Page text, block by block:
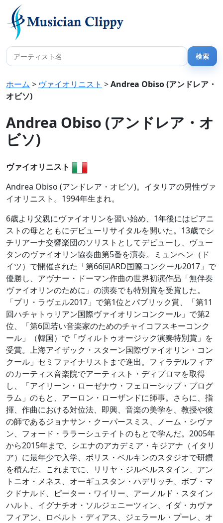
ホーム > ヴァイオリニスト >Andrea Obiso (アンドレア・
オビソ)
Andrea Obiso (アンドレア・オ
ビソ)
ヴァイオリニスト
Andrea Obiso (アンドレア・オビソ)。イタリアの男性ヴァ
イオリニスト。1994年生まれ。
6歳より父親にヴァイオリンを習い始め、1年後にはピアニ
ストの母とともにデビューリサイタルを開いた。13歳でシ
チリアーナ交響楽団のソリストとしてデビューし、ヴュー
タンのヴァイオリン協奏曲第5番を演奏。ミュンヘン（ド
イツ）で開催された「第66回ARD国際コンクール2017」で
優勝し、アヴナー・ドーマン作曲の世界初演作品「無伴奏
ヴァイオリンのために」の演奏でも特別賞を受賞した。
「プリ・ラヴェル2017」で第1位とパブリック賞、「第11
回ハチャトゥリアン国際ヴァイオリンコンクール」で第2
位、「第6回若い音楽家のためのチャイコフスキーコンク
ール」（韓国）で「ヴィルトゥオージック演奏特別賞」を
受賞。上海アイザック・スターン国際ヴァイオリン・コン
クール」セミファイナリストまで進出。フィラデルフィア
のカーティス音楽院でアーティスト・ディプロマを取得
し、「アイリーン・ローゼナウ・フェローシップ・プログ
ラム」のもと、アーロン・ローザンドに師事。さらに、指
揮、作曲における対位法、即興、音楽の美学を、教授や彼
の師であるジョナサン・クーパースミス、ノーム・シヴァ
ン、フォード・ララーシュテイトのもとで学んだ。2005年
から2015年まで、シエナのアカデミア・キジアナ（イタリ
ア）に最年少で入学、ボリス・ベルキンのスタジオで研鑽
を積んだ。これまでに、リリヤ・ジルベルスタイン、アン
トニオ・メネス、オーギュスタン・ハデリッチ、ボブ・マ
クドナルド、ピーター・ワイリー、アーノルド・スタイン
ハルト、イグナチオ・ソルジェニーツィン、イダ・カヴァ
フィアン、ロベルト・ディアス、ジェラール・プーレ、オ